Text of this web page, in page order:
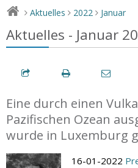
> Aktuelles > 2022 > Januar
Aktuelles - Januar
Eine durch einen
Pazifischen Ozean
wurde in Luxemburg
16-01-2022